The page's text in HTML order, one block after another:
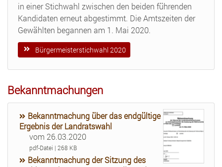
in einer Stichwahl zwischen den beiden führenden
Kandidaten erneut abgestimmt. Die Amtszeiten der
Gewählten begannen am 1. Mai 2020.
Bürgermeisterstichwahl 2020
Bekanntmachungen
Bekanntmachung über das endgültige
Ergebnis der Landratswahl
vom 26.03.2020
pdf-Datei | 268 KB
Bekanntmachung der Sitzung des